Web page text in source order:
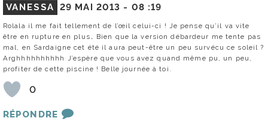
VANESSA 29 MAI 2013 - 08 :19
Rolala il me fait tellement de l’œil celui-ci ! Je pense qu’il va vite
être en rupture en plus… Bien que la version débardeur me tente pas
mal, en Sardaigne cet été il aura peut-être un peu survécu ce soleil ?
Arghhhhhhhhhh J’espère que vous avez quand même pu, un peu,
profiter de cette piscine ! Belle journée à toi.
0
RÉPONDRE